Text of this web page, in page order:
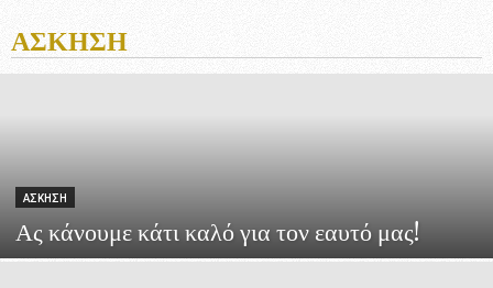
ΆΣΚΗΣΗ
ΆΣΚΗΣΗ
Ας κάνουμε κάτι καλό για τον εαυτό μας!